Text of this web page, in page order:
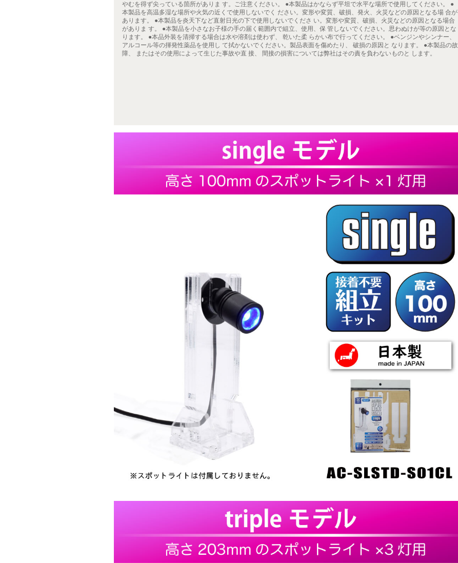
やむを得ず尖っている箇所がありま す。ご注意ください。 ●本製品はかならず平坦で水平な場所で使用してください。 ●
本製品を高温多湿な場所や火気の近くで使用しないでく ださい。変形や変質、破損、発火、火災などの原因となる場 合が
あります。 ●本製品を炎天下など直射日光の下で使用しないでくださ い。変形や変質、破損、火災などの原因となる場合
がありま す。 ●本製品を小さなお子様の手の届く範囲内で組立、使用、保 管しないでください。思わぬけが等の原因とな
ります。 ●本品外装を清掃する場合は水や溶剤は使わず、 乾いた柔 らかい布で行ってください。 ●ベンジンやシンナー、
アルコール等の揮発性薬品を使用し て拭かないでください。製品表面を傷めたり、 破損の原因と なります。 ●本製品の故
障、 またはその使用によって生じた事故や直 接、 間接の損害については弊社はその責を負わないものと します。